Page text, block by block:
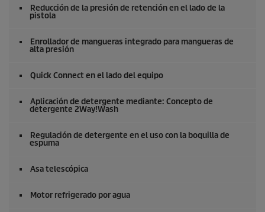
Reducción de la presión de retención en el lado de la
pistola
Enrollador de mangueras integrado para mangueras de
alta presión
Quick Connect en el lado del equipo
Aplicación de detergente mediante: Concepto de
detergente 2Way!Wash
Regulación de detergente en el uso con la boquilla de
espuma
Asa telescópica
Motor refrigerado por agua